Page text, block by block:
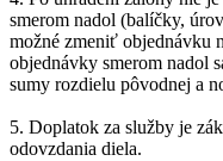
smerom nadol (balíčky,
možné zmeniť objednávku
objednávky smerom nadol
sumy rozdielu pôvodnej a
5. Doplatok za služby je
odovzdania diela.